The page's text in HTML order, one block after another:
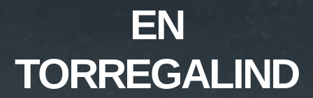
EN
TORREGALIND